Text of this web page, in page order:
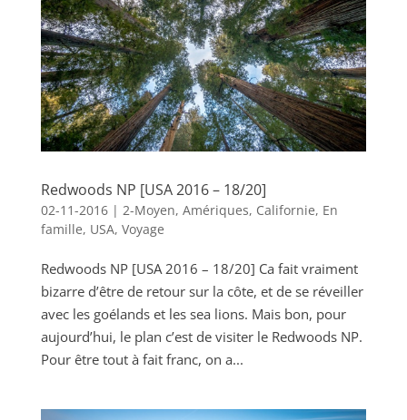
Redwoods NP [USA 2016 – 18/20]
02-11-2016| 2-Moyen, Amériques, Californie, En
famille, USA, Voyage
Redwoods NP [USA 2016 – 18/20] Ca fait vraiment
bizarre d’être de retour sur la côte, et de se réveiller
avec les goélands et les sea lions. Mais bon, pour
aujourd’hui, le plan c’est de visiter le Redwoods NP.
Pour être tout à fait franc, on a...